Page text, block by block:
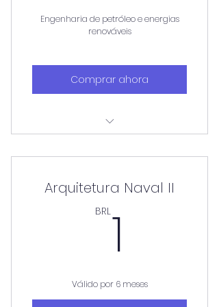
Engenharia de petróleo e energias
renováveis
Comprar ahora
Arquitetura Naval II
BRL1
Válido por 6 meses